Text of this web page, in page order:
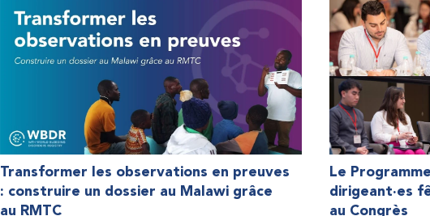
une dose inférieure à celle prescrite. À cause
fréquemment des saignements, manquait
par développer des problèmes très graves aux
lorsque Fendi a commencé à recevoir des
Programme d’aide humanitaire de la
qu’il a retrouvé l’espoir d’une vie meilleure.
Transformer les observations en preuves
: construire un dossier au Malawi grâce
au RMTC
Le
dirigeant·es
au Congrès